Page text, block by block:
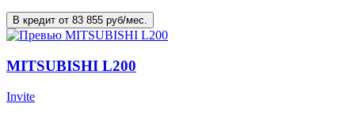
В кредит от 83 855 руб/мес.
MITSUBISHI L200
Invite